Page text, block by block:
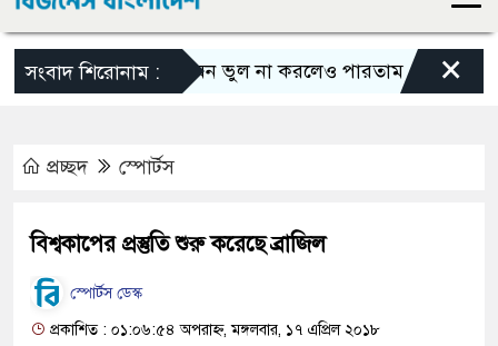
সংবাদ শিরোনাম :এমন ভুল না করলেও পারতাম : শাকিব খান
×
প্রচ্ছদ স্পোর্টস
বিশ্বকাপের প্রস্তুতি শুরু করেছে ব্রাজিল
স্পোর্টস ডেস্ক
প্রকাশিত : ০১:০৬:৫৪ অপরাহ্ন, মঙ্গলবার, ১৭ এপ্রিল ২০১৮